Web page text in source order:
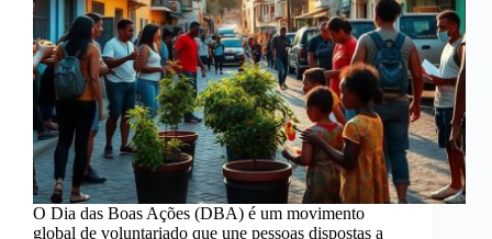
O Dia das Boas Ações (DBA) é um movimento
global de voluntariado que une pessoas dispostas a